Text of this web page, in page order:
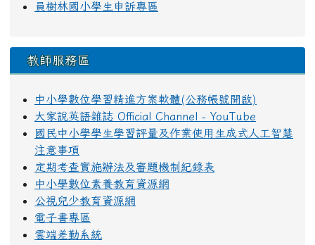
員樹林國小學生申訴專區
教師服務區
中小學數位學習精進方案軟體(公務帳號開啟)
大家說英語雜誌 Official Channel - YouTube
國民中小學學生學習評量及作業使用生成式人工智慧
注意事項
定期考查實施辦法及審題機制紀錄表
中小學數位素養教育資源網
公視兒少教育資源網
電子書專區
雲端差勤系統